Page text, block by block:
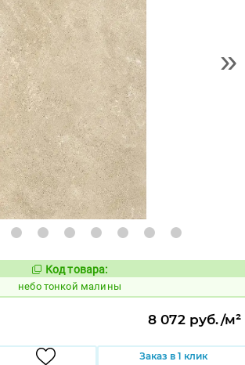
»
Код:
1122171
Код товара:
небо тонкой малины
8 072 руб./м²
Заказ в 1 клик